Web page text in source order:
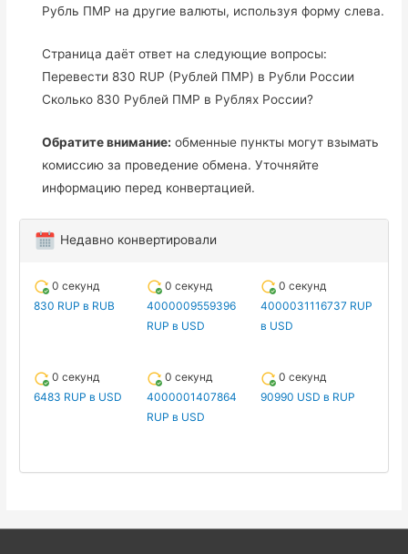
Рубль ПМР на другие валюты, используя форму слева.
Страница даёт ответ на следующие вопросы:
Перевести 830 RUP (Рублей ПМР) в Рубли России
Сколько 830 Рублей ПМР в Рублях России?
Обратите внимание: обменные пункты могут взымать
комиссию за проведение обмена. Уточняйте
информацию перед конвертацией.
Недавно конвертировали
0 секунд
830 RUP в RUB
0 секунд
4000009559396
RUP в USD
0 секунд
4000031116737 RUP
в USD
0 секунд
6483 RUP в USD
0 секунд
4000001407864
RUP в USD
0 секунд
90990 USD в RUP